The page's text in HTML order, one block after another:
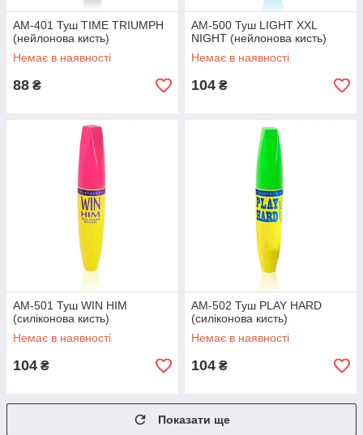
AM-401 Туш TIME TRIUMPH
(нейлонова кисть)
Немає в наявності
88 ₴
AM-500 Туш LIGHT XXL
NIGHT (нейлонова кисть)
Немає в наявності
104 ₴
AM-501 Туш WIN HIM
(силіконова кисть)
Немає в наявності
104 ₴
AM-502 Туш PLAY HARD
(силіконова кисть)
Немає в наявності
104 ₴
Показати ще